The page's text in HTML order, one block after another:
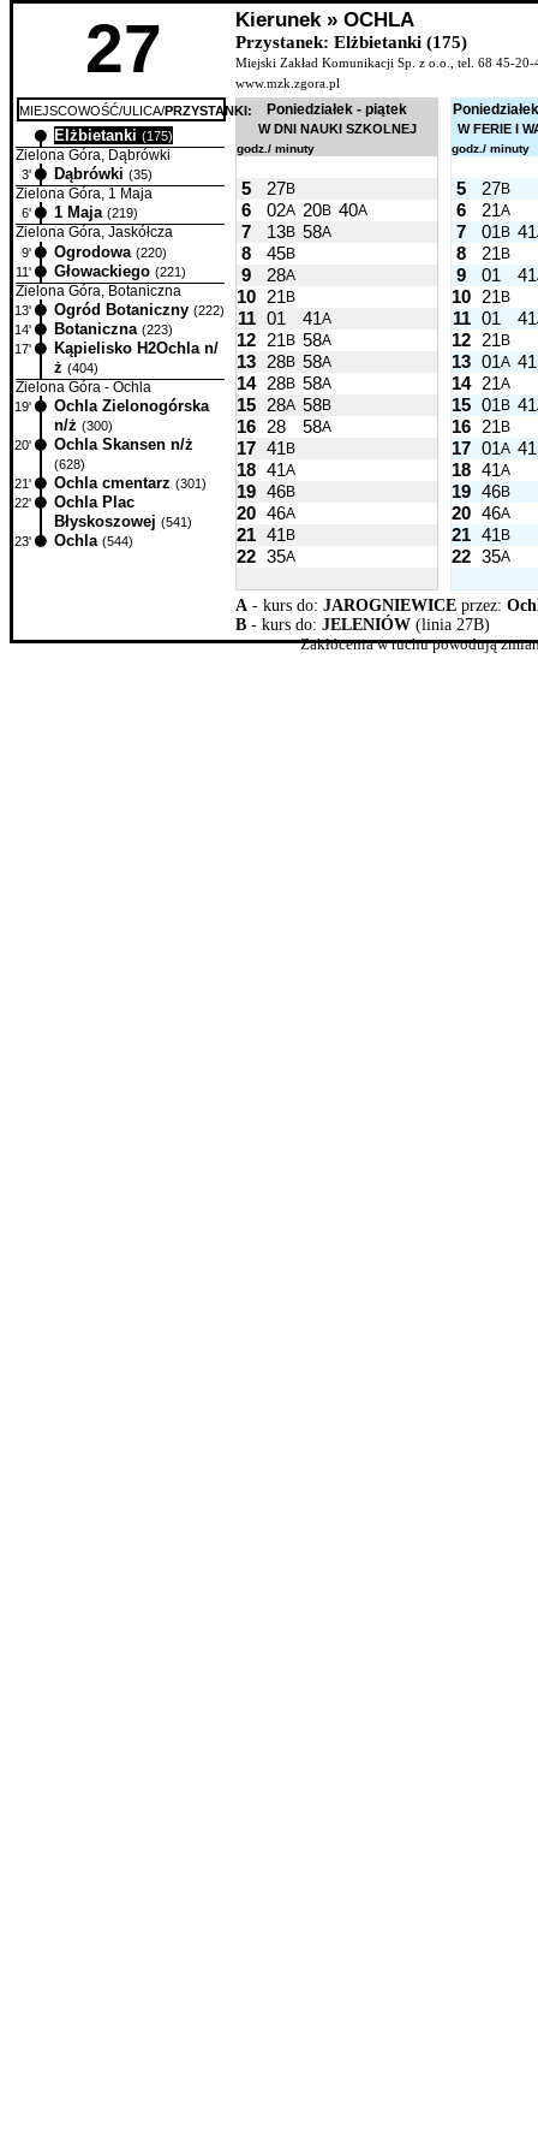
27 Kierunek » OCHLA
Przystanek: Elżbietanki (175)
Miejski Zakład Komunikacji Sp. z o.o., tel. 68 45-20-
www.mzk.zgora.pl
MIEJSCOWOŚĆ/ULICA/PRZYSTANKI:
Elżbietanki (175)
Zielona Góra, Dąbrówki
3' Dąbrówki (35)
Zielona Góra, 1 Maja
6' 1 Maja (219)
Zielona Góra, Jaskółcza
9' Ogrodowa (220)
11'
Głowackiego (221)
Zielona Góra, Botaniczna
13' Ogród Botaniczny (222)
14'
Botaniczna (223)
17'
Kąpielisko H2Ochla n/
ż (404)
Zielona Góra - Ochla
19'
Ochla Zielonogórska
n/ż (300)
20'
Ochla Skansen n/ż
(628)
21'
Ochla cmentarz (301)
22'
Ochla Plac
Błyskoszowej (541)
23'
Ochla (544)
Poniedziałek - piątek
W DNI NAUKI SZKOLNEJ W FERIE I
godz./ minuty godz./ minuty
5 27B 5 27B
6 02A 20B 40A 6 21A
7 13B 58A 7 01 B 41
8 45B 8 21 B
9 28A 9 01 41
10 21 B 10 21 B
11 01 41A 11 01 41
12 21 B 58A 12 21 B
13 28B 58A 13 01A 41
14 28B 58A 14 21A
15 28A 58B 15 01 B 41
16 28 58A 16 21 B
17 41 B 17 01A 41
18 41A 18 41A
19 46B 19 46B
20 46A 20 46A
21 41 B 21 41 B
22 35A 22 35A
A - kurs do:JAROGNIEWICE przez:
B - kurs do:JELENIÓW (linia 27B)
Zakłócenia w ruchu powodują